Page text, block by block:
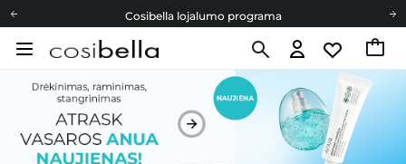
Cosibella lojalumo programa
Nemokamas pristatymas nuo 40,00 €
Cosibella lojalumo programa
Nemokamas pristatymas nuo 40,00 €
Dovanų Kortelės